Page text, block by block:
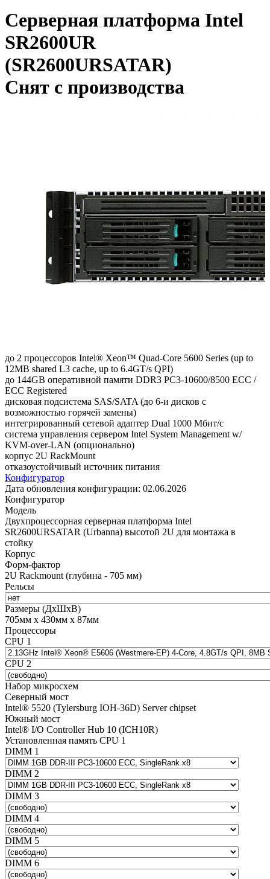
Серверная платформа Intel
SR2600UR
(SR2600URSATAR)
Снят с производства
до 2 процессоров Intel® Xeon™ Quad-Core 5600 Series (up to
12MB shared L3 cache, up to 6.4GT/s QPI)
до 144GB оперативной памяти DDR3 PC3-10600/8500 ECC /
ECC Registered
дисковая подсистема SAS/SATA (до 6-и дисков с
возможностью горячей замены)
интегрированный сетевой адаптер Dual 1000 Мбит/с
система управления сервером Intel System Management w/
KVM-over-LAN (опционально)
корпус 2U RackMount
отказоустойчивый источник питания
Конфигуратор
Дата обновления конфигурации: 02.06.2026
Конфигуратор
Модель
Двухпроцессорная серверная платформа Intel
SR2600URSATAR (Urbanna) высотой 2U для монтажа в
стойку
Корпус
Форм-фактор
2U Rackmount (глубина - 705 мм)
Рельсы
Размеры (ДхШхВ)
705мм х 430мм х 87мм
Процессоры
CPU 1
CPU 2
Набор микросхем
Северный мост
Intel® 5520 (Tylersburg IOH-36D) Server chipset
Южный мост
Intel® I/O Controller Hub 10 (ICH10R)
Установленная память CPU 1
DIMM 1
DIMM 2
DIMM 3
DIMM 4
DIMM 5
DIMM 6